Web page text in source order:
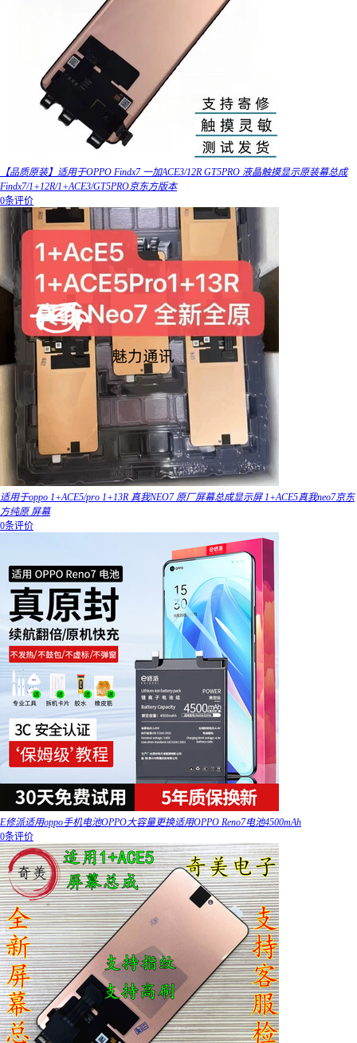
【品质原装】适用于OPPO Findx7 一加ACE3/12R GT5PRO 液晶触摸显示原装幕总成
Findx7/1+12R/1+ACE3/GT5PRO京东方版本
0条评价
适用于oppo 1+ACE5/pro 1+13R 真我NEO7 原厂屏幕总成显示屏 1+ACE5真我neo7京东
方纯原 屏幕
0条评价
E修派适用oppo手机电池OPPO大容量更换适用OPPO Reno7电池4500mAh
0条评价